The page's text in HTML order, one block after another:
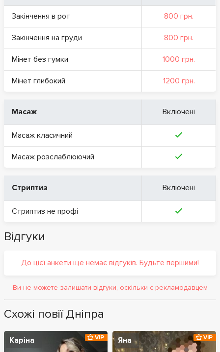
Закінчення в рот 800 грн.
Закінчення на груди 800 грн.
Мінет без гумки 1000 грн.
Мінет глибокий 1200 грн.
Масаж Включені
Масаж класичний
Масаж розслаблюючий
Стриптиз Включені
Стриптиз не профі
Відгуки
До цієї анкети ще немає відгуків. Будьте першими!
Ви не можете залишати відгуки, оскільки є рекламодавцем
Схожі повії Дніпра
Каріна VIP Яна VIP